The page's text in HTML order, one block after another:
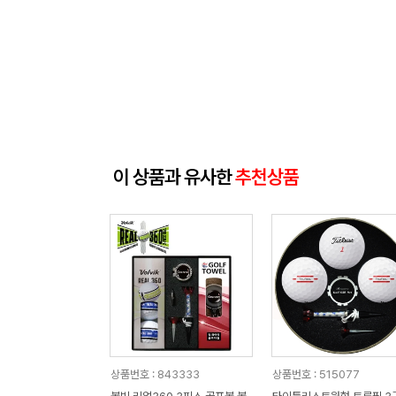
이 상품과 유사한추천상품
상품번호 : 843333
상품번호 : 515077